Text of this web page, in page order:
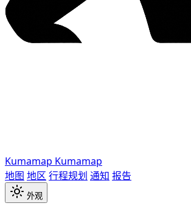
Kumamap Kumamap
地图 地区 行程规划 通知 报告
外观